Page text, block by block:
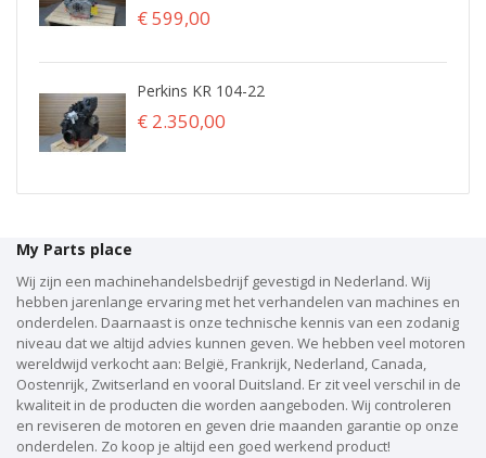
€ 599,00
Perkins KR 104-22
€ 2.350,00
My Parts place
Wij zijn een machinehandelsbedrijf gevestigd in Nederland. Wij
hebben jarenlange ervaring met het verhandelen van machines en
onderdelen. Daarnaast is onze technische kennis van een zodanig
niveau dat we altijd advies kunnen geven. We hebben veel motoren
wereldwijd verkocht aan: België, Frankrijk, Nederland, Canada,
Oostenrijk, Zwitserland en vooral Duitsland. Er zit veel verschil in de
kwaliteit in de producten die worden aangeboden. Wij controleren
en reviseren de motoren en geven drie maanden garantie op onze
onderdelen. Zo koop je altijd een goed werkend product!